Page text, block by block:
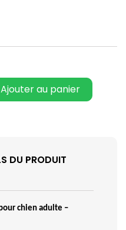
Ajouter au panier
DU PRODUIT
chien adulte –